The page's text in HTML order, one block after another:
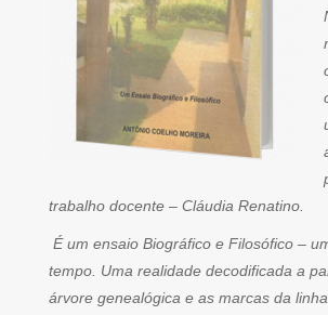
trabalho docente – Cláudia Renatino.
É um ensaio Biográfico e Filosófico –
tempo. Uma realidade decodificada a
árvore genealógica e as marcas da